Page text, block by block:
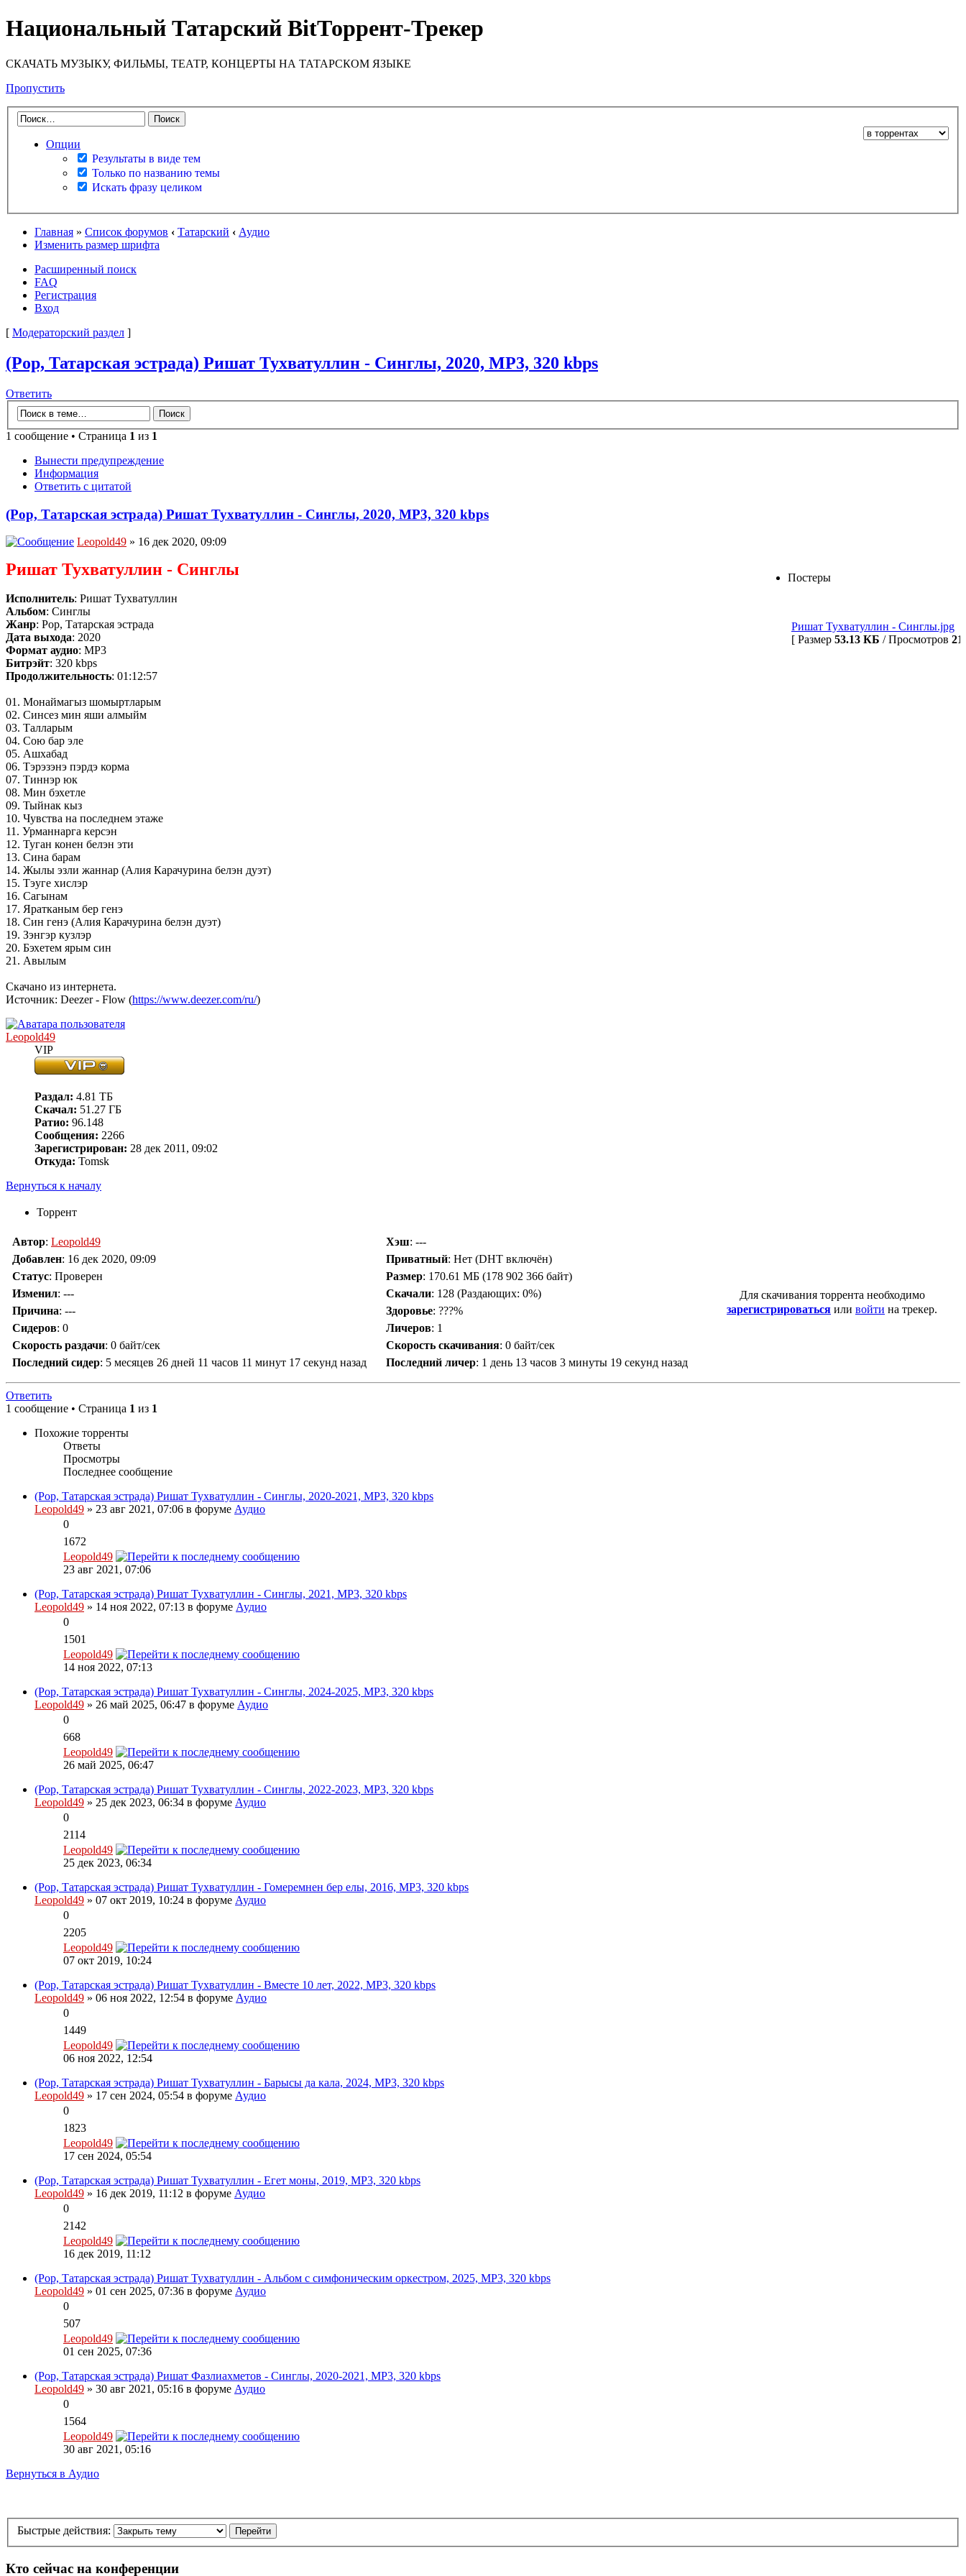
Национальный Татарский BitТоррент-Трекер
СКАЧАТЬ МУЗЫКУ, ФИЛЬМЫ, ТЕАТР, КОНЦЕРТЫ НА ТАТАРСКОМ ЯЗЫКЕ
Пропустить
Опции
Результаты в виде тем
Только по названию темы
Искать фразу целиком
Главная » Список форумов ‹ Татарский ‹ Аудио
Изменить размер шрифта
Расширенный поиск
FAQ
Регистрация
Вход
[ Модераторский раздел ]
(Pop, Татарская эстрада) Ришат Тухватуллин - Синглы, 2020, MP3, 320 kbps
Ответить
1 сообщение • Страница 1 из 1
Вынести предупреждение
Информация
Ответить с цитатой
(Pop, Татарская эстрада) Ришат Тухватуллин - Синглы, 2020, MP3, 320 kbps
Leopold49 » 16 дек 2020, 09:09
Постеры
Ришат Тухватуллин - Синглы.jpg
[ Размер 53.13 КБ / Просмотров
Ришат Тухватуллин - Синглы
Исполнитель: Ришат Тухватуллин
Альбом: Синглы
Жанр: Pop, Татарская эстрада
Дата выхода: 2020
Формат аудио: MP3
Битрэйт: 320 kbps
Продолжительность: 01:12:57
01. Монаймагыз шомыртларым
02. Синсез мин яши алмыйм
03. Талларым
04. Сою бар эле
05. Ашхабад
06. Тэрэзэнэ пэрдэ корма
07. Тиннэр юк
08. Мин бэхетле
09. Тыйнак кыз
10. Чувства на последнем этаже
11. Урманнарга керсэн
12. Туган конен белэн эти
13. Сина барам
14. Жылы эзли жаннар (Алия Карачурина белэн дуэт)
15. Тэуге хислэр
16. Сагынам
17. Яратканым бер генэ
18. Син генэ (Алия Карачурина белэн дуэт)
19. Зэнгэр кузлэр
20. Бэхетем ярым син
21. Авылым
Скачано из интернета.
Источник: Deezer - Flow (https://www.deezer.com/ru/)
Leopold49
VIP
Раздал: 4.81 ТБ
Скачал: 51.27 ГБ
Ратио: 96.148
Сообщения: 2266
Зарегистрирован: 28 дек 2011, 09:02
Откуда: Tomsk
Вернуться к началу
Торрент
Автор: Leopold49 Хэш: ---
Добавлен: 16 дек 2020, 09:09 Приватный: Нет (DHT включён)
Статус: Проверен Размер: 170.61 МБ (178 902 366 байт)
Изменил: --- Скачали: 128 (Раздающих: 0%)
Причина: --- Здоровье: ???%
Сидеров: 0 Личеров: 1
Скорость раздачи: 0 байт/сек Скорость скачивания: 0 байт/сек
Последний сидер: 5 месяцев 26 дней 11 часов 11 минут 17 секунд назад Последний личер: 1 день 13 часов 3 минуты 19 секунд назад
Для скачивания торрента необходимо
зарегистрироваться или войти на трекер.
Ответить
1 сообщение • Страница 1 из 1
Похожие торренты
Ответы
Просмотры
Последнее сообщение
(Pop, Татарская эстрада) Ришат Тухватуллин - Синглы, 2020-2021, MP3, 320 kbps
Leopold49 » 23 авг 2021, 07:06 в форуме Аудио
0
1672
Leopold49
23 авг 2021, 07:06
(Pop, Татарская эстрада) Ришат Тухватуллин - Синглы, 2021, MP3, 320 kbps
Leopold49 » 14 ноя 2022, 07:13 в форуме Аудио
0
1501
Leopold49
14 ноя 2022, 07:13
(Pop, Татарская эстрада) Ришат Тухватуллин - Синглы, 2024-2025, MP3, 320 kbps
Leopold49 » 26 май 2025, 06:47 в форуме Аудио
0
668
Leopold49
26 май 2025, 06:47
(Pop, Татарская эстрада) Ришат Тухватуллин - Синглы, 2022-2023, MP3, 320 kbps
Leopold49 » 25 дек 2023, 06:34 в форуме Аудио
0
2114
Leopold49
25 дек 2023, 06:34
(Pop, Татарская эстрада) Ришат Тухватуллин - Гомеремнен бер елы, 2016, MP3, 320 kbps
Leopold49 » 07 окт 2019, 10:24 в форуме Аудио
0
2205
Leopold49
07 окт 2019, 10:24
(Pop, Татарская эстрада) Ришат Тухватуллин - Вместе 10 лет, 2022, MP3, 320 kbps
Leopold49 » 06 ноя 2022, 12:54 в форуме Аудио
0
1449
Leopold49
06 ноя 2022, 12:54
(Pop, Татарская эстрада) Ришат Тухватуллин - Барысы да кала, 2024, MP3, 320 kbps
Leopold49 » 17 сен 2024, 05:54 в форуме Аудио
0
1823
Leopold49
17 сен 2024, 05:54
(Pop, Татарская эстрада) Ришат Тухватуллин - Егет моны, 2019, MP3, 320 kbps
Leopold49 » 16 дек 2019, 11:12 в форуме Аудио
0
2142
Leopold49
16 дек 2019, 11:12
(Pop, Татарская эстрада) Ришат Тухватуллин - Альбом с симфоническим оркестром, 2025, MP3, 320 kbps
Leopold49 » 01 сен 2025, 07:36 в форуме Аудио
0
507
Leopold49
01 сен 2025, 07:36
(Pop, Татарская эстрада) Ришат Фазлиахметов - Синглы, 2020-2021, MP3, 320 kbps
Leopold49 » 30 авг 2021, 05:16 в форуме Аудио
0
1564
Leopold49
30 авг 2021, 05:16
Вернуться в Аудио
Быстрые действия:
Кто сейчас на конференции